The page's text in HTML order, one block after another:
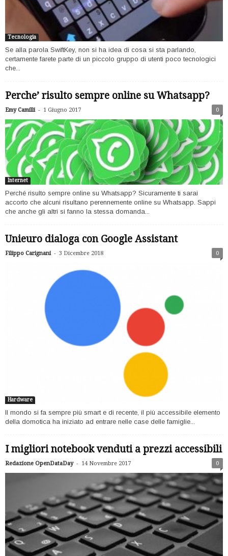
Tecnologia
Se alla parola SwiftKey, non si ha idea di cosa si sta parlando,
certamente farete parte di un piccolo gruppo di utenti poco tecnologici
che...
Perche’ risulto sempre online su Whatsapp?
Emy Camilli - 1 Giugno 2017 0
Internet
Perché risulto sempre online su Whatsapp? Sicuramente ti sarai
accorto che alcuni risultano perennemente online su Whatsapp. Sappi
che anche gli altri si fanno la stessa domanda...
Unieuro dialoga con Google Assistant
Filippo Carignani - 3 Dicembre 2018 0
Hardware
Il mondo si fa sempre più smart e di recente, il più accessibile elemento
della domotica ha iniziato ad entrare nelle case delle famiglie...
I migliori notebook venduti a prezzi accessibili
Redazione OpenDataDay - 14 Novembre 2017 0